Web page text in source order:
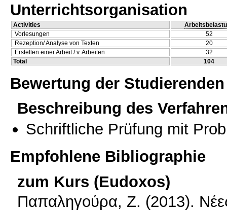
Unterrichtsorganisation
Activities
Vorlesungen
52
Rezeption/ Analyse von Texten
20
Erstellen einer Arbeit / v. Arbeiten
32
Total
104
Bewertung der Studierenden
Beschreibung des
Schriftliche Prüfung mit
Empfohlene Bibliographie
zum Kurs (Eudoxos)
Παπαληγούρα, Ζ. (2013).